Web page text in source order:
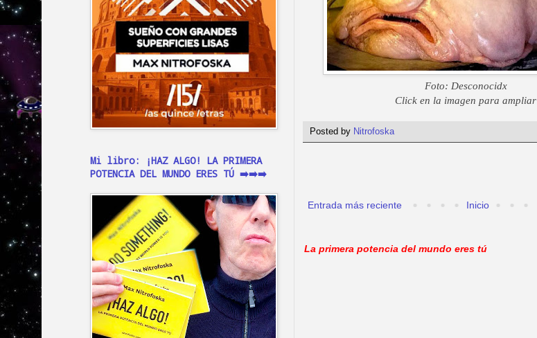
Foto: Desconocidx
Click en la imagen para ampliar
Posted by Nitrofoska
Entrada más reciente Inicio
La primera potencia del mundo eres tú
Mi libro: ¡HAZ ALGO! LA PRIMERA
POTENCIA DEL MUNDO ERES TÚ ➡️➡️➡️